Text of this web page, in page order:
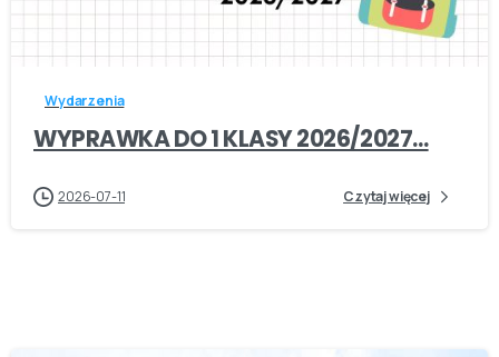
-
Wydarzenia
WYPRAWKA DO 1 KLASY 2026/2027…
2026-07-11 Czytaj więcej